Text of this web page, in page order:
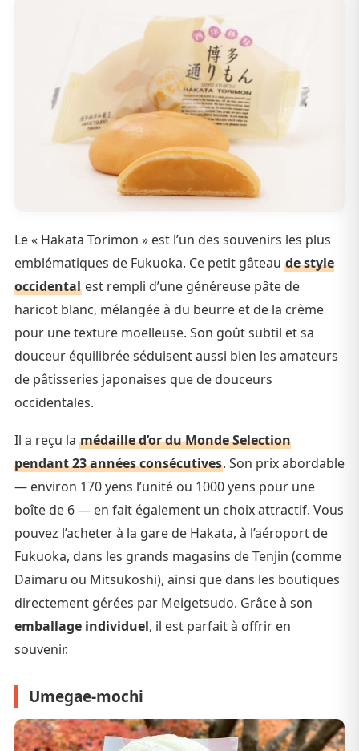
Le « Hakata Torimon » est l’un des souvenirs les plus
emblématiques de Fukuoka. Ce petit gâteau de style
occidental est rempli d’une généreuse pâte de
haricot blanc, mélangée à du beurre et de la crème
pour une texture moelleuse. Son goût subtil et sa
douceur équilibrée séduisent aussi bien les amateurs
de pâtisseries japonaises que de douceurs
occidentales.
Il a reçu la médaille d’or du Monde Selection
pendant 23 années consécutives. Son prix abordable
— environ 170 yens l’unité ou 1000 yens pour une
boîte de 6 — en fait également un choix attractif. Vous
pouvez l’acheter à la gare de Hakata, à l’aéroport de
Fukuoka, dans les grands magasins de Tenjin (comme
Daimaru ou Mitsukoshi), ainsi que dans les boutiques
directement gérées par Meigetsudo. Grâce à son
emballage individuel, il est parfait à offrir en
souvenir.
Umegae-mochi